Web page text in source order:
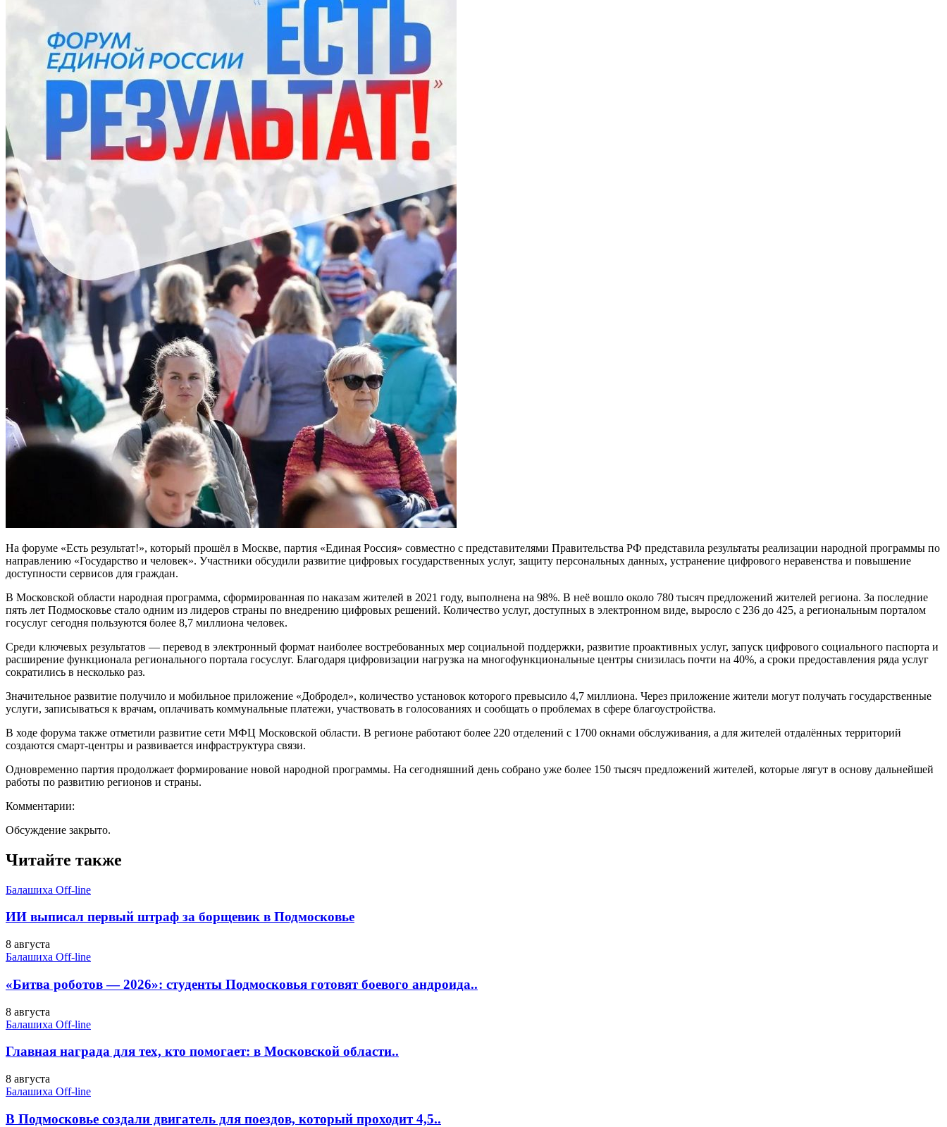
На форуме «Есть результат!», который прошёл в Москве, партия «Единая Россия» совместно с представителями Правительства РФ представила результаты реализации народной программы по
направлению «Государство и человек». Участники обсудили развитие цифровых государственных услуг, защиту персональных данных, устранение цифрового неравенства и повышение
доступности сервисов для граждан.
В Московской области народная программа, сформированная по наказам жителей в 2021 году, выполнена на 98%. В неё вошло около 780 тысяч предложений жителей региона. За последние
пять лет Подмосковье стало одним из лидеров страны по внедрению цифровых решений. Количество услуг, доступных в электронном виде, выросло с 236 до 425, а региональным порталом
госуслуг сегодня пользуются более 8,7 миллиона человек.
Среди ключевых результатов — перевод в электронный формат наиболее востребованных мер социальной поддержки, развитие проактивных услуг, запуск цифрового социального паспорта и
расширение функционала регионального портала госуслуг. Благодаря цифровизации нагрузка на многофункциональные центры снизилась почти на 40%, а сроки предоставления ряда услуг
сократились в несколько раз.
Значительное развитие получило и мобильное приложение «Добродел», количество установок которого превысило 4,7 миллиона. Через приложение жители могут получать государственные
услуги, записываться к врачам, оплачивать коммунальные платежи, участвовать в голосованиях и сообщать о проблемах в сфере благоустройства.
В ходе форума также отметили развитие сети МФЦ Московской области. В регионе работают более 220 отделений с 1700 окнами обслуживания, а для жителей отдалённых территорий
создаются смарт-центры и развивается инфраструктура связи.
Одновременно партия продолжает формирование новой народной программы. На сегодняшний день собрано уже более 150 тысяч предложений жителей, которые лягут в основу дальнейшей
работы по развитию регионов и страны.
Комментарии:
Обсуждение закрыто.
Читайте также
Балашиха Off-line
ИИ выписал первый штраф за борщевик в Подмосковье
8 августа
Балашиха Off-line
«Битва роботов — 2026»: студенты Подмосковья готовят боевого андроида..
8 августа
Балашиха Off-line
Главная награда для тех, кто помогает: в Московской области..
8 августа
Балашиха Off-line
В Подмосковье создали двигатель для поездов, который проходит 4,5..